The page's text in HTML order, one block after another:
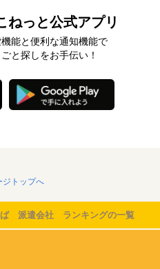
ねっと公式アプリ
能と便利な通知機能で
と探しをお手伝い！
ジトップへ
派遣会社 ランキングの一覧